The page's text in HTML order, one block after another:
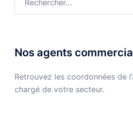
Nos agents
Retrouvez les coordonnées de
chargé de votre secteur.